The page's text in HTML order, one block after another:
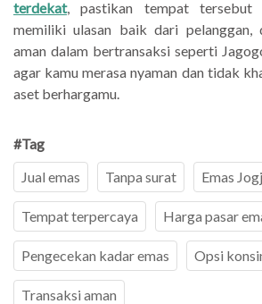
terdekat, pastikan tempat tersebut
memiliki ulasan baik dari pelanggan,
aman dalam bertransaksi seperti
agar kamu merasa nyaman dan tidak
aset berhargamu.
#Tag
Jual emas
Tanpa surat Emas
Tempat terpercaya Harga pasar
Pengecekan kadar emas Opsi
Transaksi aman